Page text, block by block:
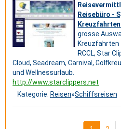
Reisebüro -
grosse
Kreuzfahrten
RCCL, Star
Cloud, Seadream, Carnival,
und Wellnessurlaub.
http://www.starclippers.net
Kategorie: Reisen»Schiffsreisen